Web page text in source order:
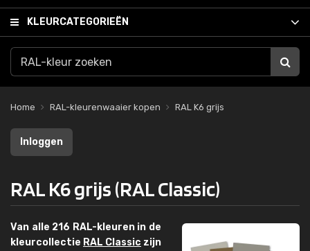
KLEURCATEGORIEËN
Home RAL-kleurenwaaier kopen RAL K6 grijs
Inloggen
RAL K6 grijs (RAL Classic)
Van alle 216 RAL-kleuren in de
kleurcollectie RAL Classic zijn